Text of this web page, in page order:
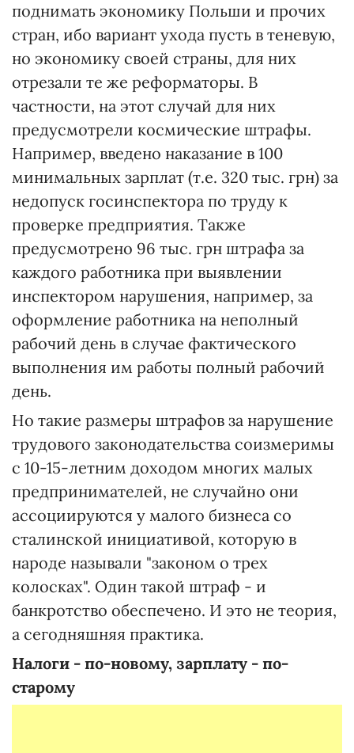
поднимать экономику Польши и прочих
стран, ибо вариант ухода пусть в теневую,
но экономику своей страны, для них
отрезали те же реформаторы. В
частности, на этот случай для них
предусмотрели космические штрафы.
Например, введено наказание в 100
минимальных зарплат (т.е. 320 тыс. грн) за
недопуск госинспектора по труду к
проверке предприятия. Также
предусмотрено 96 тыс. грн штрафа за
каждого работника при выявлении
инспектором нарушения, например, за
оформление работника на неполный
рабочий день в случае фактического
выполнения им работы полный рабочий
день.
Но такие размеры штрафов за нарушение
трудового законодательства соизмеримы
с 10-15-летним доходом многих малых
предпринимателей, не случайно они
ассоциируются у малого бизнеса со
сталинской инициативой, которую в
народе называли "законом о трех
колосках". Один такой штраф - и
банкротство обеспечено. И это не теория,
а сегодняшняя практика.
Налоги - по-новому, зарплату - по-
старому